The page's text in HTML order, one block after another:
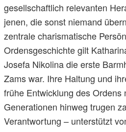
gesellschaftlich relevanten
jenen, die sonst niemand
zentrale charismatische
Ordensgeschichte gilt
Josefa Nikolina die erste
Zams war. Ihre Haltung und
frühe Entwicklung des Ordens
Generationen hinweg trugen
Verantwortung – unterstützt